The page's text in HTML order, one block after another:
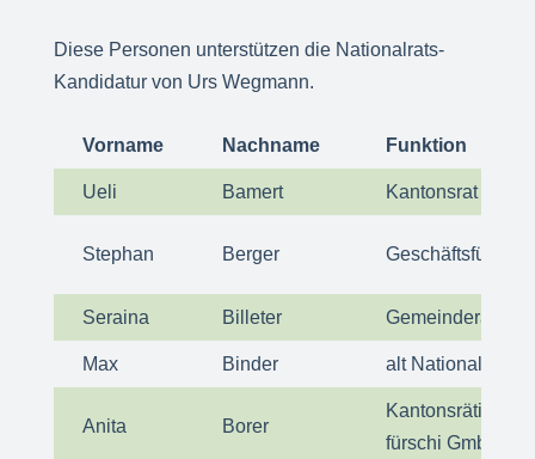
Diese Personen unterstützen die Nationalrats-
Kandidatur von Urs Wegmann.
Vorname Nachname Funktion
Ueli Bamert Kantonsrat
Stephan Berger Geschäftsführer
Seraina Billeter Gemeinderätin
Max Binder alt
Anita Borer
Kantonsrätin/
fürschi GmbH